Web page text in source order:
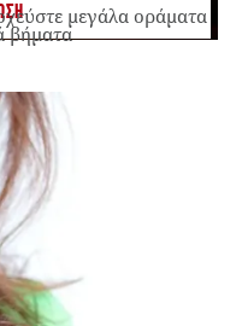
μεγάλα οράματα
βήματα